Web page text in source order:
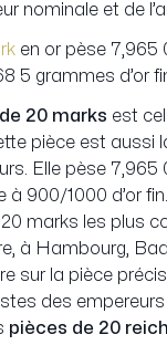
nominale et de
en or pèse 7,965
5 grammes d’or
20 marks est
pièce est aussi
Elle pèse 7,965
à 900/1000 d’or fin.
20 marks les plus
à Hambourg,
sur la pièce
des
pièces de 20